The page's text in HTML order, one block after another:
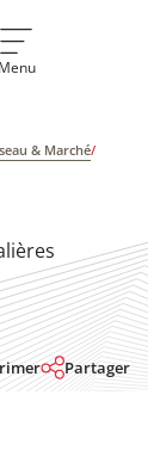
Menu
& Marché/
Partager